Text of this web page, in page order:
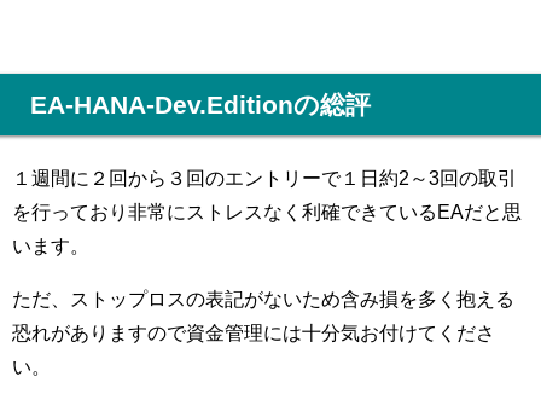
EA-HANA-Dev.Editionの総評
１週間に２回から３回のエントリーで１日約2～3回の取引
を行っており非常にストレスなく利確できているEAだと思
います。
ただ、ストップロスの表記がないため含み損を多く抱える
恐れがありますので資金管理には十分気お付けてくださ
い。